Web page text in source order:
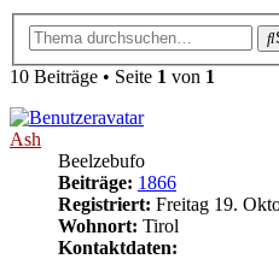
10 Beiträge • Seite 1 von 1
Ash
Beelzebufo
Beiträge: 1866
Registriert: Freitag 19.
Wohnort: Tirol
Kontaktdaten: